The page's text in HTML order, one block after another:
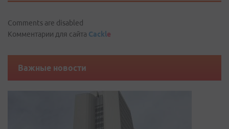
Comments are disabled
Комментарии для сайта Cackle
Важные новости